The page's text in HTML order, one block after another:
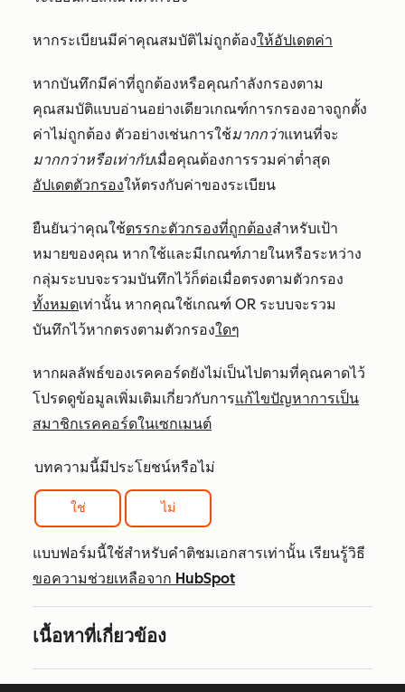
หากระเบียนมีค่าคุณสมบัติไม่ถูกต้องให้อัปเดตค่า
หากบันทึกมีค่าที่ถูกต้องหรือคุณกำลังกรองตาม
คุณสมบัติแบบอ่านอย่างเดียวเกณฑ์การกรองอาจถูกตั้ง
ค่าไม่ถูกต้อง ตัวอย่างเช่นการใช้มากกว่าแทนที่จะ
มากกว่าหรือเท่ากับเมื่อคุณต้องการรวมค่าต่ำสุด
อัปเดตตัวกรองให้ตรงกับค่าของระเบียน
ยืนยันว่าคุณใช้ตรรกะตัวกรองที่ถูกต้องสำหรับเป้า
หมายของคุณ หากใช้และมีเกณฑ์ภายในหรือระหว่าง
กลุ่มระบบจะรวมบันทึกไว้ก็ต่อเมื่อตรงตามตัวกรอง
ทั้งหมดเท่านั้น หากคุณใช้เกณฑ์ OR ระบบจะรวม
บันทึกไว้หากตรงตามตัวกรองใดๆ
หากผลลัพธ์ของเรคคอร์ดยังไม่เป็นไปตามที่คุณคาดไว้
โปรดดูข้อมูลเพิ่มเติมเกี่ยวกับการแก้ไขปัญหาการเป็น
สมาชิกเรคคอร์ดในเซกเมนต์
บทความนี้มีประโยชน์หรือไม่
ใช่ ไม่
แบบฟอร์มนี้ใช้สำหรับคำติชมเอกสารเท่านั้น เรียนรู้วิธี
ขอความช่วยเหลือจาก HubSpot
เนื้อหาที่เกี่ยวข้อง